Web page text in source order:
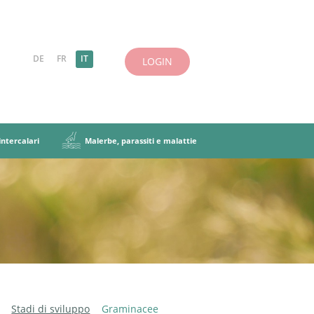
DE FR IT LOGIN
definizioni Caratteristiche principali
Altre erbe
foraggera
Malerbe, parassiti e malattie
e malattie
Stadi di sviluppo
Graminacee